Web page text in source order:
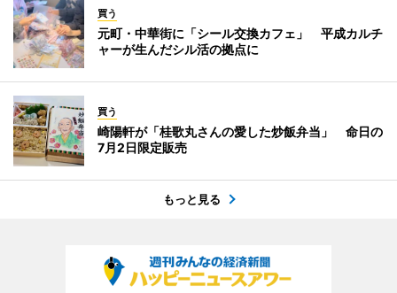
買う
元町・中華街に「シール交換カフェ」 平成カルチ
ャーが生んだシル活の拠点に
買う
崎陽軒が「桂歌丸さんの愛した炒飯弁当」 命日の
7月2日限定販売
もっと見る